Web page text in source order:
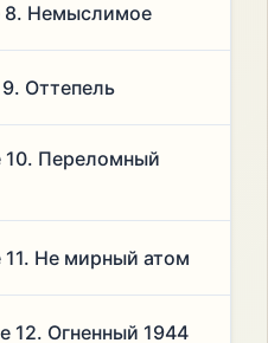
8. Немыслимое
Оттепель
Переломный
Не мирный атом
12. Огненный 1944